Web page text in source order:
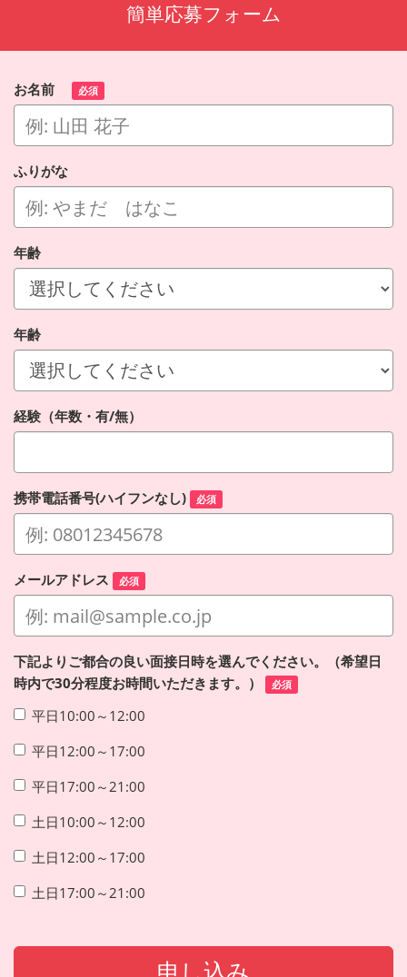
簡単応募フォーム
お名前 必須
ふりがな
年齢
年齢
経験（年数・有/無）
携帯電話番号(ハイフンなし) 必須
メールアドレス 必須
下記よりご都合の良い面接日時を選んでください。（希望日
時内で30分程度お時間いただきます。）
必須
平日10:00～12:00
平日12:00～17:00
平日17:00～21:00
土日10:00～12:00
土日12:00～17:00
土日17:00～21:00
申し込み